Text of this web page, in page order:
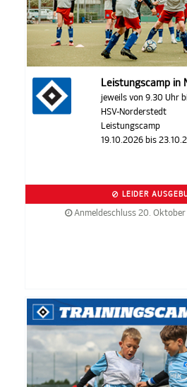
Leistungscamp in
jeweils von 9.30 Uhr
HSV-Norderstedt
Leistungscamp
19.10.2026 bis
LEIDER
Anmeldeschluss 20.